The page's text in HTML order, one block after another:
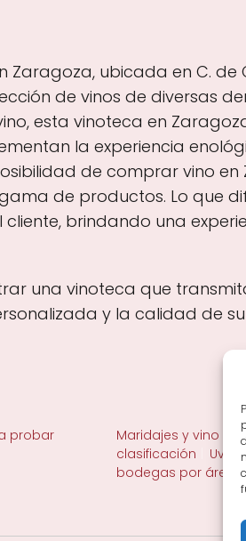
Zaragoza, ubicada en C.
de vinos de diversas
esta vinoteca en
la experiencia
de comprar vino
de productos. Lo que
brindando una
una vinoteca que
y la calidad de
probar
Maridajes y vino en
clasificación
Uvas
bodegas por área